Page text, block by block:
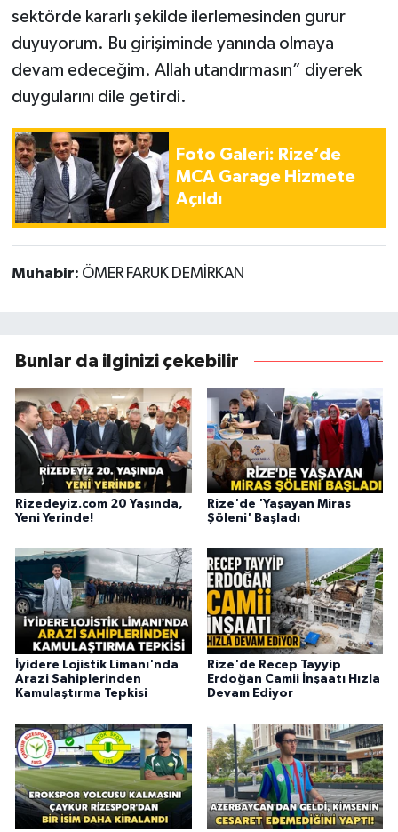
sektörde kararlı şekilde ilerlemesinden gurur
duyuyorum. Bu girişiminde yanında olmaya
devam edeceğim. Allah utandırmasın” diyerek
duygularını dile getirdi.
Foto Galeri: Rize’de
MCA Garage Hizmete
Açıldı
Muhabir: ÖMER FARUK DEMİRKAN
Bunlar da ilginizi çekebilir
Rizedeyiz.com 20 Yaşında,
Yeni Yerinde!
Rize'de 'Yaşayan Miras
Şöleni' Başladı
İyidere Lojistik Limanı'nda
Arazi Sahiplerinden
Kamulaştırma Tepkisi
Rize'de Recep Tayyip
Erdoğan Camii İnşaatı Hızla
Devam Ediyor